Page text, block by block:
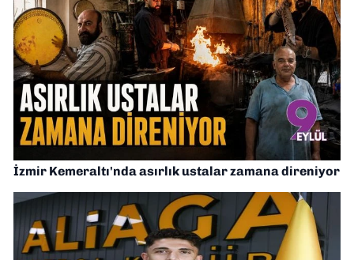
İzmir Kemeraltı'nda asırlık ustalar zamana direniyor